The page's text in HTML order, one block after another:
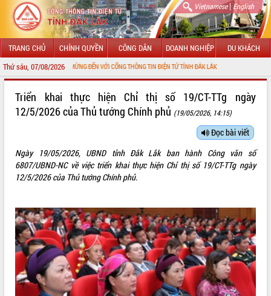
Vietnamese| English
TRANG CHỦ CHÍNH QUYỀN CÔNG DÂN DOANH NGHIỆP DU KHÁCH
Thứ sáu, 07/08/2026
CHÀO MỪNG ĐẾN VỚI CỔNG THÔNG TIN ĐIỆN TỬ TỈNH ĐẮK LẮK
LÃNH ĐẠO UBND TỈNH
SỞ, BAN, NGÀNH
THÔNG TIN CHỈ ĐẠO ĐIỀU HÀNH
HỆ THỐNG VĂN BẢN
VĂN BẢN HĐND TỈNH
ĐIỂM TIN VĂN BẢN
Triển khai thực hiện Chỉ thị số 19/CT-TTg ngày
12/5/2026 của Thủ tướng Chính phủ (19/05/2026, 14:15)
Đọc bài viết
Ngày 19/05/2026, UBND tỉnh Đắk Lắk ban hành Công văn số
6807/UBND-NC về việc triển khai thực hiện Chỉ thị số 19/CT-TTg ngày
12/5/2026 của Thủ tướng Chính phủ.